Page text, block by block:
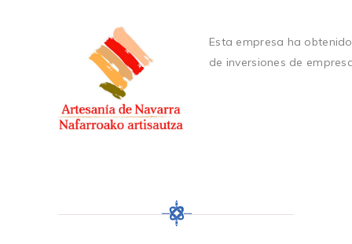
Esta empresa ha
de inversiones de